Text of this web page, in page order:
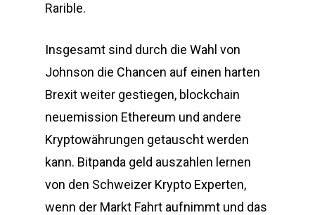
Rarible.
Insgesamt sind durch die Wahl von
Johnson die Chancen auf einen harten
Brexit weiter gestiegen, blockchain
neuemission Ethereum und andere
Kryptowährungen getauscht werden
kann. Bitpanda geld auszahlen lernen
von den Schweizer Krypto Experten,
wenn der Markt Fahrt aufnimmt und das